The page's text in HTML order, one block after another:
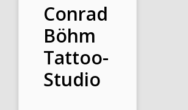
Conrad
Böhm
Tattoo-
Studio